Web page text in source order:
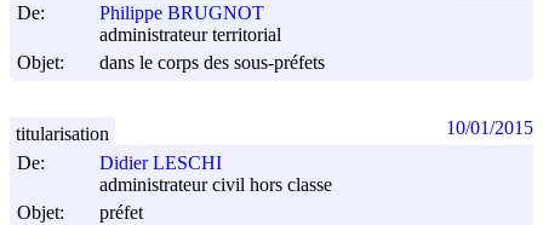
De:
Philippe BRUGNOT
administrateur territorial
Objet:
dans le corps des sous-préfets
De:
Didier LESCHI
administrateur civil hors classe
Objet:
préfet
titularisation 10/01/2015